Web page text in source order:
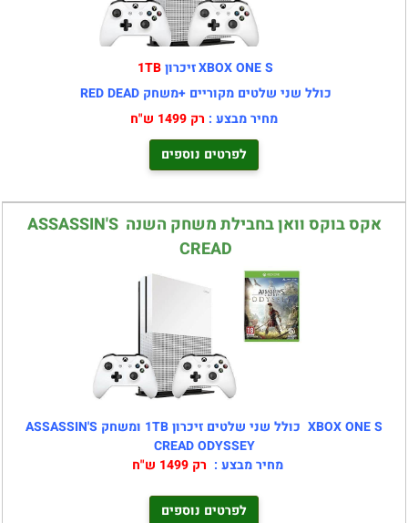
XBOX ONE Sזיכרון1TB
כולל שני שלטים מקוריים +משחק RED DEAD
מחיר מבצע : רק 1499 ש"ח
לפרטים נוספים
אקס בוקס וואן בחבילת משחק השנה ASSASSIN'S
CREAD
XBOX ONE S כולל שני שלטים זיכרון 1TB ומשחק ASSASSIN'S
CREAD ODYSSEY
מחיר מבצע : רק 1499 ש"ח
לפרטים נוספים